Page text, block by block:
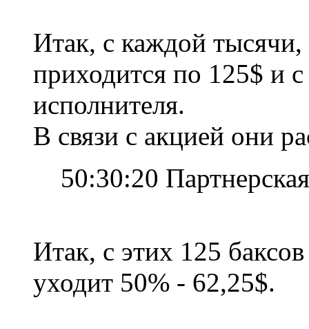
Итак, с каждой тысячи,
приходится по 125$ и
исполнителя.
В связи с акцией они
50:30:20
Итак, с этих 125
уходит 50% - 62,25$.